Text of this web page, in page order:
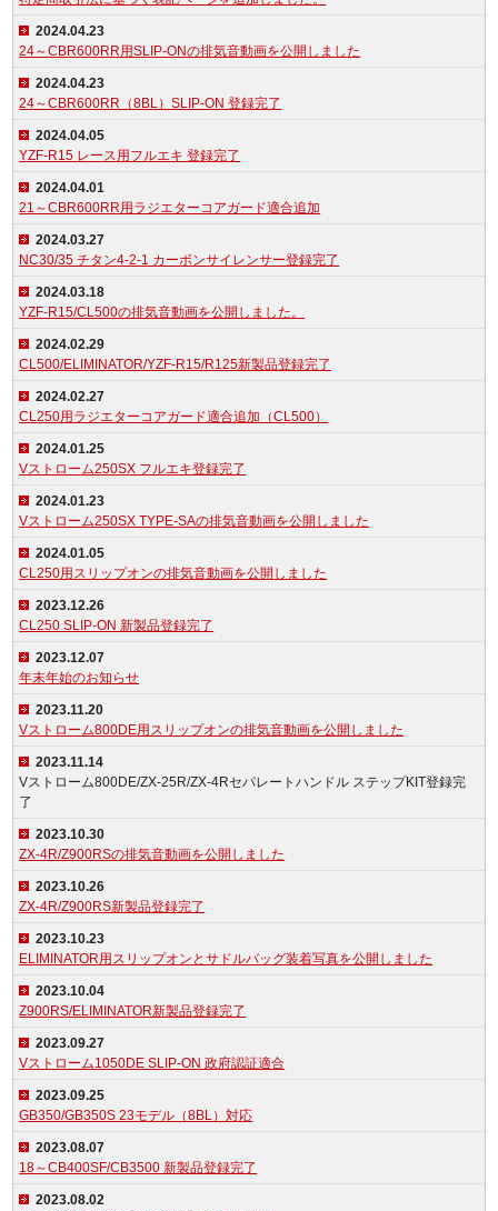
2024.04.23
24～CBR600RR用SLIP-ONの排気音動画を公開しました
2024.04.23
24～CBR600RR（8BL）SLIP-ON 登録完了
2024.04.05
YZF-R15 レース用フルエキ 登録完了
2024.04.01
21～CBR600RR用ラジエターコアガード適合追加
2024.03.27
NC30/35 チタン4-2-1 カーボンサイレンサー登録完了
2024.03.18
YZF-R15/CL500の排気音動画を公開しました。
2024.02.29
CL500/ELIMINATOR/YZF-R15/R125新製品登録完了
2024.02.27
CL250用ラジエターコアガード適合追加（CL500）
2024.01.25
Vストローム250SX フルエキ登録完了
2024.01.23
Vストローム250SX TYPE-SAの排気音動画を公開しました
2024.01.05
CL250用スリップオンの排気音動画を公開しました
2023.12.26
CL250 SLIP-ON 新製品登録完了
2023.12.07
年末年始のお知らせ
2023.11.20
Vストローム800DE用スリップオンの排気音動画を公開しました
2023.11.14
Vストローム800DE/ZX-25R/ZX-4Rセパレートハンドル ステップKIT登録完
了
2023.10.30
ZX-4R/Z900RSの排気音動画を公開しました
2023.10.26
ZX-4R/Z900RS新製品登録完了
2023.10.23
ELIMINATOR用スリップオンとサドルバッグ装着写真を公開しました
2023.10.04
Z900RS/ELIMINATOR新製品登録完了
2023.09.27
Vストローム1050DE SLIP-ON 政府認証適合
2023.09.25
GB350/GB350S 23モデル（8BL）対応
2023.08.07
18～CB400SF/CB3500 新製品登録完了
2023.08.02